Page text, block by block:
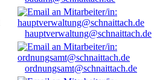
hauptverwaltung@schnaittach.de
ordnungsamt@schnaittach.de